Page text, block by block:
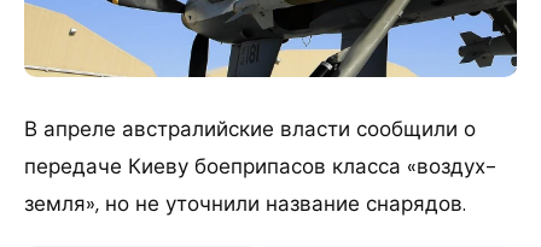
В апреле австралийские власти сообщили о
передаче Киеву боеприпасов класса «воздух-
земля», но не уточнили название снарядов.